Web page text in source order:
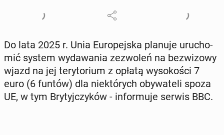
Do lata 2025 r. Unia Eu­ro­pej­ska planuje uru­cho­
mić system wy­da­wa­nia ze­zwo­leń na bez­wi­zo­wy
wjazd na jej te­ry­to­rium z opłatą wy­so­ko­ści 7
euro (6 funtów) dla nie­któ­rych oby­wa­te­li spoza
UE, w tym Bry­tyj­czy­ków - in­for­mu­je serwis BBC.